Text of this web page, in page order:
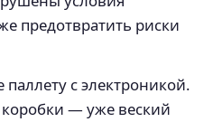
предотвратить риски
с электроникой.
— уже веский